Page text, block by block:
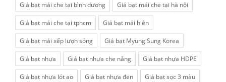
Giá bạt mái che tại bình dương Giá bạt mái che tại hà nội
Giá bạt mái che tại tphcm Giá bạt mái hiên
Giá bạt mái xếp lượn sóng Giá bạt Myung Sung Korea
Giá bạt nhựa Giá bạt nhựa che nắng Giá bạt nhựa HDPE
Giá bạt nhựa lót ao Giá bạt nhựa đen Giá bạt sọc 3 màu